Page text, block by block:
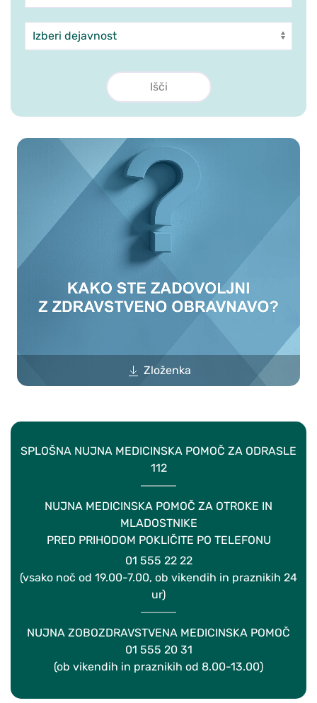
Dejavnost
Zloženka
SPLOŠNA NUJNA MEDICINSKA POMOČ ZA ODRASLE
112
NUJNA MEDICINSKA POMOČ ZA OTROKE IN
MLADOSTNIKE
PRED PRIHODOM POKLIČITE PO TELEFONU
01 555 22 22
(vsako noč od 19.00-7.00, ob vikendih in praznikih 24
ur)
NUJNA ZOBOZDRAVSTVENA MEDICINSKA POMOČ
01 555 20 31
(ob vikendih in praznikih od 8.00-13.00)